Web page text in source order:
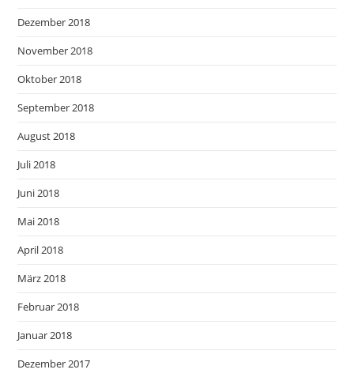
Dezember 2018
November 2018
Oktober 2018
September 2018
August 2018
Juli 2018
Juni 2018
Mai 2018
April 2018
März 2018
Februar 2018
Januar 2018
Dezember 2017